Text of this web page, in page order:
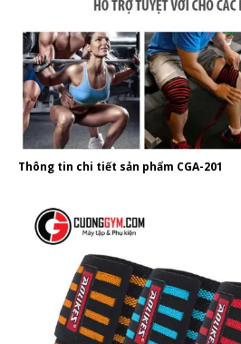
Thông tin chi tiết sản phẩm CGA-201